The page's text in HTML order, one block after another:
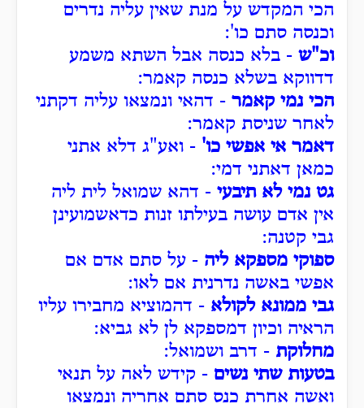
הכי המקדש על מנת שאין עליה נדרים
וכנסה סתם כו':
וכ"ש - בלא כנסה אבל השתא משמע
דדווקא בשלא כנסה קאמר:
הכי נמי קאמר - דהאי ונמצאו עליה דקתני
לאחר שניסת קאמר:
דאמר אי אפשי כו' - ואע"ג דלא אתני
כמאן דאתני דמי:
גט נמי לא תיבעי - דהא שמואל לית ליה
אין אדם עושה בעילתו זנות כדאשמועינן
גבי קטנה:
ספוקי מספקא ליה - על סתם אדם אם
אפשי באשה נדרנית אם לאו:
גבי ממונא לקולא - דהמוציא מחבירו עליו
הראיה וכיון דמספקא לן לא גביא:
מחלוקת - דרב ושמואל:
בטעות שתי נשים - קידש לאה על תנאי
ואשה אחרת כנס סתם אחריה ונמצאו